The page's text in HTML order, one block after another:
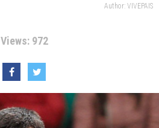
Author: VIVEPAIS
Views: 972